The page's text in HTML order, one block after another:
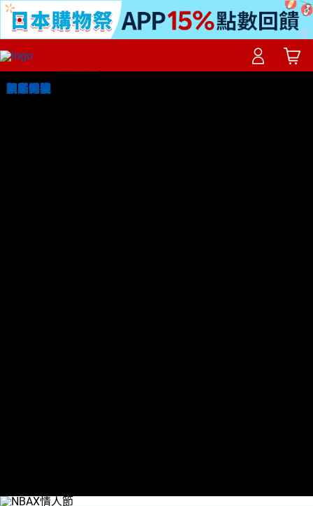
整點特賣
聖誕禮物
年貨開戰
居家床寢
智慧科技
秋冬保養
親子毛孩
換季穿搭
國際大牌